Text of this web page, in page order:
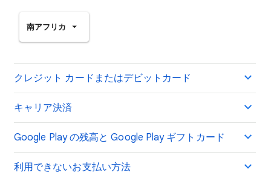
南アフリカ
クレジット カードまたはデビットカード
キャリア決済
Google Play の残高と Google Play ギフトカード
利用できないお支払い方法